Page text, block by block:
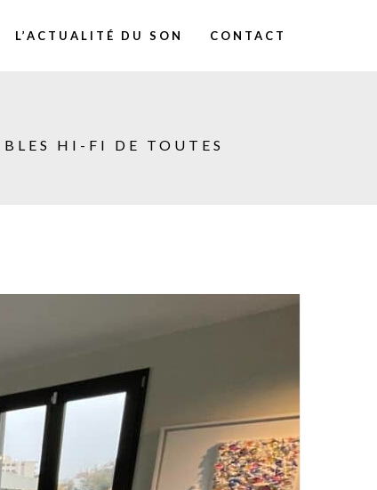
L’ACTUALITÉ DU SON CONTACT
HI-FI DE TOUTES